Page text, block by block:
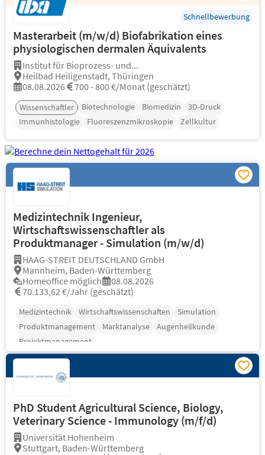
Schnellbewerbung
Masterarbeit (m/w/d) Biofabrikation eines
physiologischen dermalen Äquivalents
Institut für Bioprozess- und...
Heilbad Heiligenstadt, Thüringen
08.08.2026
700 - 800 €/Monat (geschätzt)
Wissenschaftler Biotechnologie Biomedizin
3D-Druck
Immunhistologie
Fluoreszenzmikroskopie Zellkultur
Medizintechnik Ingenieur,
Wirtschaftswissenschaftler als
Produktmanager - Simulation (m/w/d)
HAAG-STREIT DEUTSCHLAND GmbH
Mannheim, Baden-Württemberg
Homeoffice möglich
08.08.2026
70.133,62 €/Jahr (geschätzt)
Medizintechnik Wirtschaftswissenschaften
Simulation
Produktmanagement
Marktanalyse
Augenheilkunde
Projektmanagement
PhD Student Agricultural Science, Biology,
Veterinary Science - Immunology (m/f/d)
Universität Hohenheim
Stuttgart, Baden-Württemberg